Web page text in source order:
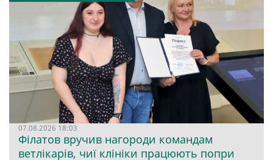
07.08.2026 18:03
Філатов вручив нагороди командам
ветлікарів, чиї клініки працюють попри